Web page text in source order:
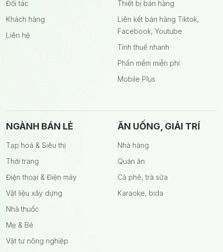
Đối tác
Khách hàng
Liên hệ
Thiết bị bán hàng
Liên kết bán hàng Tiktok,
Facebook, Youtube
Tính thuế nhanh
Phần mềm miễn phí
Mobile Plus
NGÀNH BÁN LẺ
Tạp hoá & Siêu thị
Thời trang
Điện thoại & Điện máy
Vật liệu xây dựng
Nhà thuốc
Mẹ & Bé
Vật tư nông nghiệp
ĂN UỐNG, GIẢI TRÍ
Nhà hàng
Quán ăn
Cà phê, trà sữa
Karaoke, bida